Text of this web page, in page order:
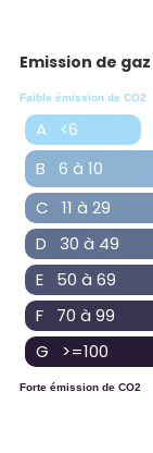
Emission de gaz
Faible émission de CO2
A <6
B 6 à 10
C 11 à 29
D 30 à 49
E 50 à 69
F 70 à 99
G >=100
Forte émission de CO2